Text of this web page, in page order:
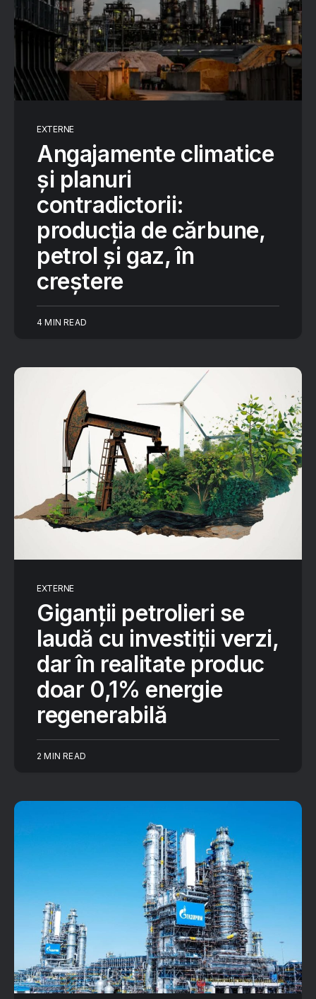
EXTERNE
Angajamente climatice
și planuri
contradictorii:
producția de cărbune,
petrol și gaz, în
creștere
4 MIN READ
EXTERNE
Giganții petrolieri se
laudă cu investiții verzi,
dar în realitate produc
doar 0,1% energie
regenerabilă
2 MIN READ